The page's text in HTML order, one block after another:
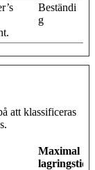
Beständi
g
att klassificeras
Maximal
lagringstid